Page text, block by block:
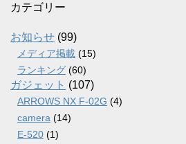
カ
ブ
カテゴリー
お知らせ (99)
メディア掲載 (15)
ランキング (60)
ガジェット (107)
ARROWS NX F-02G (4)
camera (14)
E-520 (1)